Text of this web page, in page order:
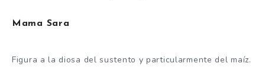
Mama Sara
Figura a la diosa del sustento y particularmente del maíz.